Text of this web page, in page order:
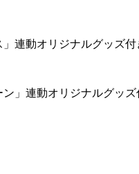
連動オリジナルグッズ付
」連動オリジナルグッズ